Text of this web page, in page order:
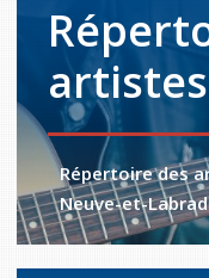
Répertoire des
Neuve-et-